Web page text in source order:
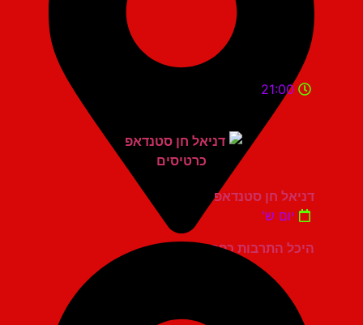
היכל התרבות כפר סבא
21:00
דניאל חן סטנדאפ
יום ש'